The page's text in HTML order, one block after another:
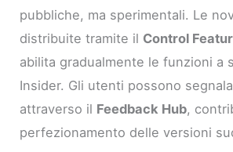
pubbliche, ma sperimentali. Le
distribuite tramite il Control
abilita gradualmente le funzioni a
Insider. Gli utenti possono
attraverso il Feedback Hub,
perfezionamento delle versioni